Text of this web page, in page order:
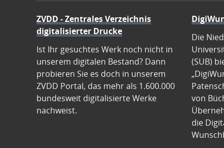
ZVDD - Zentrales Verzeichnis
digitalisierter Drucke
Ist Ihr gesuchtes Werk noch nicht in
unserem digitalen Bestand? Dann
probieren Sie es doch in unserem
ZVDD Portal, das mehr als 1.600.000
bundesweit digitalisierte Werke
nachweist.
Die
(SUB)
von
die